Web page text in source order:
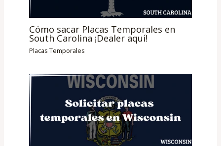
Cómo sacar Placas Temporales en
South Carolina ¡Dealer aquí!
Placas Temporales